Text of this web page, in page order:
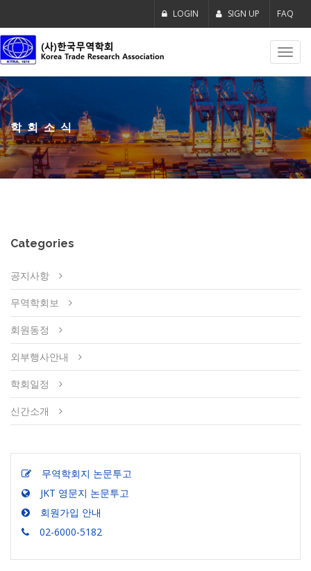
LOGIN SIGN UP FAQ
학회소식
Categories
공지사항
무역학회보
회원동정
외부행사안내
학회일정
신간소개
무역학회지 논문투고
JKT 영문지 논문투고
회원가입 안내
02-6000-5182